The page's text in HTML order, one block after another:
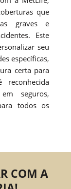
que
graves e
Este
seu
específicas,
certa para
seguros,
todos os
COM A